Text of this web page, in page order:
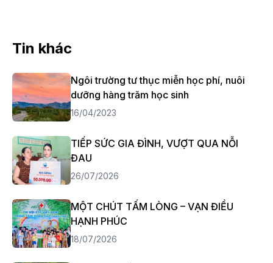
Tin khác
Ngôi trường tư thục miễn học phí, nuôi
dưỡng hàng trăm học sinh
16/04/2023
TIẾP SỨC GIA ĐÌNH, VƯỢT QUA NỖI
ĐAU
26/07/2026
MỘT CHÚT TẤM LÒNG – VẠN ĐIỀU
HẠNH PHÚC
18/07/2026